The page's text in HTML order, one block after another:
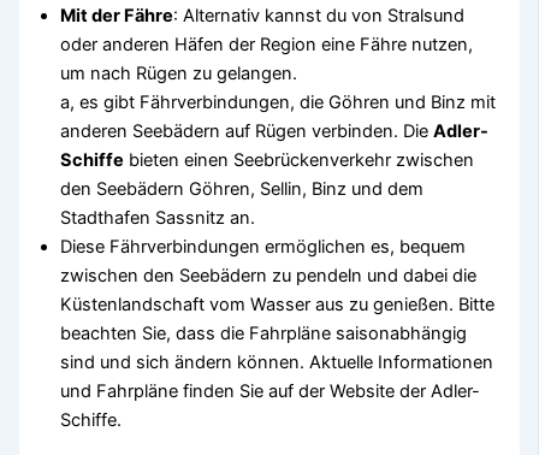
Mit der Fähre: Alternativ kannst du von Stralsund
oder anderen Häfen der Region eine Fähre nutzen,
um nach Rügen zu gelangen.
a, es gibt Fährverbindungen, die Göhren und Binz mit
anderen Seebädern auf Rügen verbinden. DieAdler-
Schiffe bieten einen Seebrückenverkehr zwischen
den Seebädern Göhren, Sellin, Binz und dem
Stadthafen Sassnitz an.
Diese Fährverbindungen ermöglichen es, bequem
zwischen den Seebädern zu pendeln und dabei die
Küstenlandschaft vom Wasser aus zu genießen. Bitte
beachten Sie, dass die Fahrpläne saisonabhängig
sind und sich ändern können. Aktuelle Informationen
und Fahrpläne finden Sie auf der Website der Adler-
Schiffe.